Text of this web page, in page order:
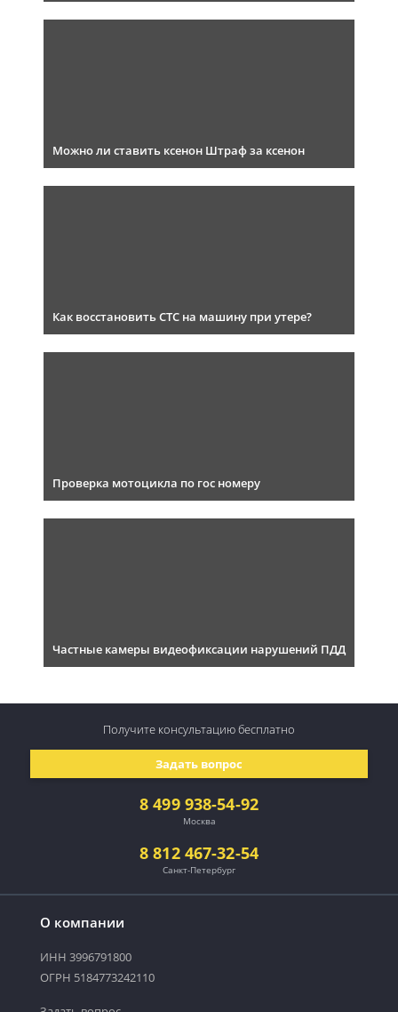
Можно ли ставить ксенон Штраф за ксенон
Как восстановить СТС на машину при утере?
Проверка мотоцикла по гос номеру
Частные камеры видеофиксации нарушений ПДД
О компании
ИНН 3996791800
ОГРН 5184773242110
8 499 938-54-92
Москва
8 812 467-32-54
Санкт-Петербург
Задать вопрос
Получите консультациюбесплатно